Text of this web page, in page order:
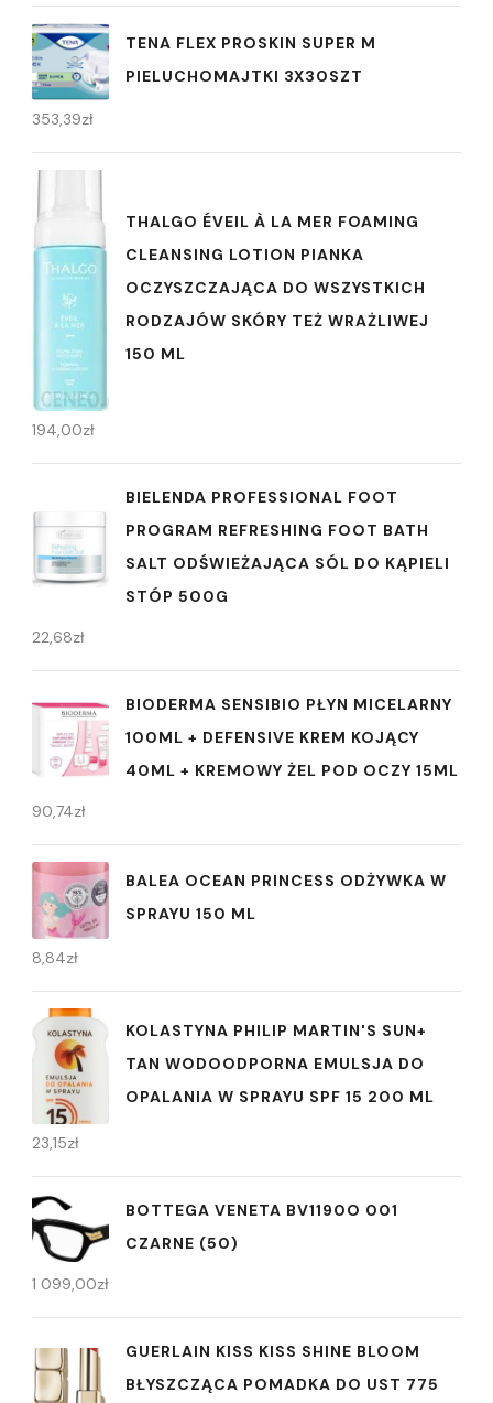
TENA FLEX PROSKIN SUPER M
PIELUCHOMAJTKI 3X30SZT
353,39zł
THALGO ÉVEIL À LA MER FOAMING
CLEANSING LOTION PIANKA
OCZYSZCZAJĄCA DO WSZYSTKICH
RODZAJÓW SKÓRY TEŻ WRAŻLIWEJ
150 ML
194,00zł
BIELENDA PROFESSIONAL FOOT
PROGRAM REFRESHING FOOT BATH
SALT ODŚWIEŻAJĄCA SÓL DO KĄPIELI
STÓP 500G
22,68zł
BIODERMA SENSIBIO PŁYN MICELARNY
100ML + DEFENSIVE KREM KOJĄCY
40ML + KREMOWY ŻEL POD OCZY 15ML
90,74zł
BALEA OCEAN PRINCESS ODŻYWKA W
SPRAYU 150 ML
8,84zł
KOLASTYNA PHILIP MARTIN'S SUN+
TAN WODOODPORNA EMULSJA DO
OPALANIA W SPRAYU SPF 15 200 ML
23,15zł
BOTTEGA VENETA BV1190O 001
CZARNE (50)
1 099,00zł
GUERLAIN KISS KISS SHINE BLOOM
BŁYSZCZĄCA POMADKA DO UST 775